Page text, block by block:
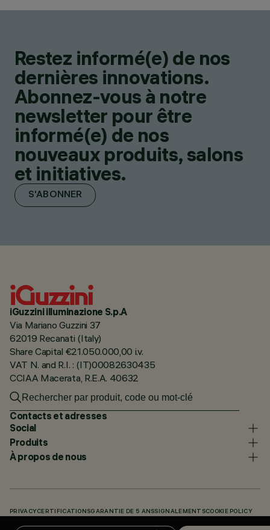
Restez informé(e) de nos
dernières innovations.
Abonnez-vous à notre
newsletter pour être
informé(e) de nos
nouveaux produits, salons
et initiatives.
S'ABONNER
iGuzzini illuminazione S.p.A
Via Mariano Guzzini 37
62019 Recanati (Italy)
Share Capital €21.050.000,00 i.v.
VAT N. and R.I. : (IT)00082630435
CCIAA Macerata, R.E.A. 40632
Contacts et adresses
Social
Produits
À propos de nous
PRIVACY CERTIFICATIONSGARANTIE DE 5 ANSSIGNALEMENTSCOOKIE POLICY